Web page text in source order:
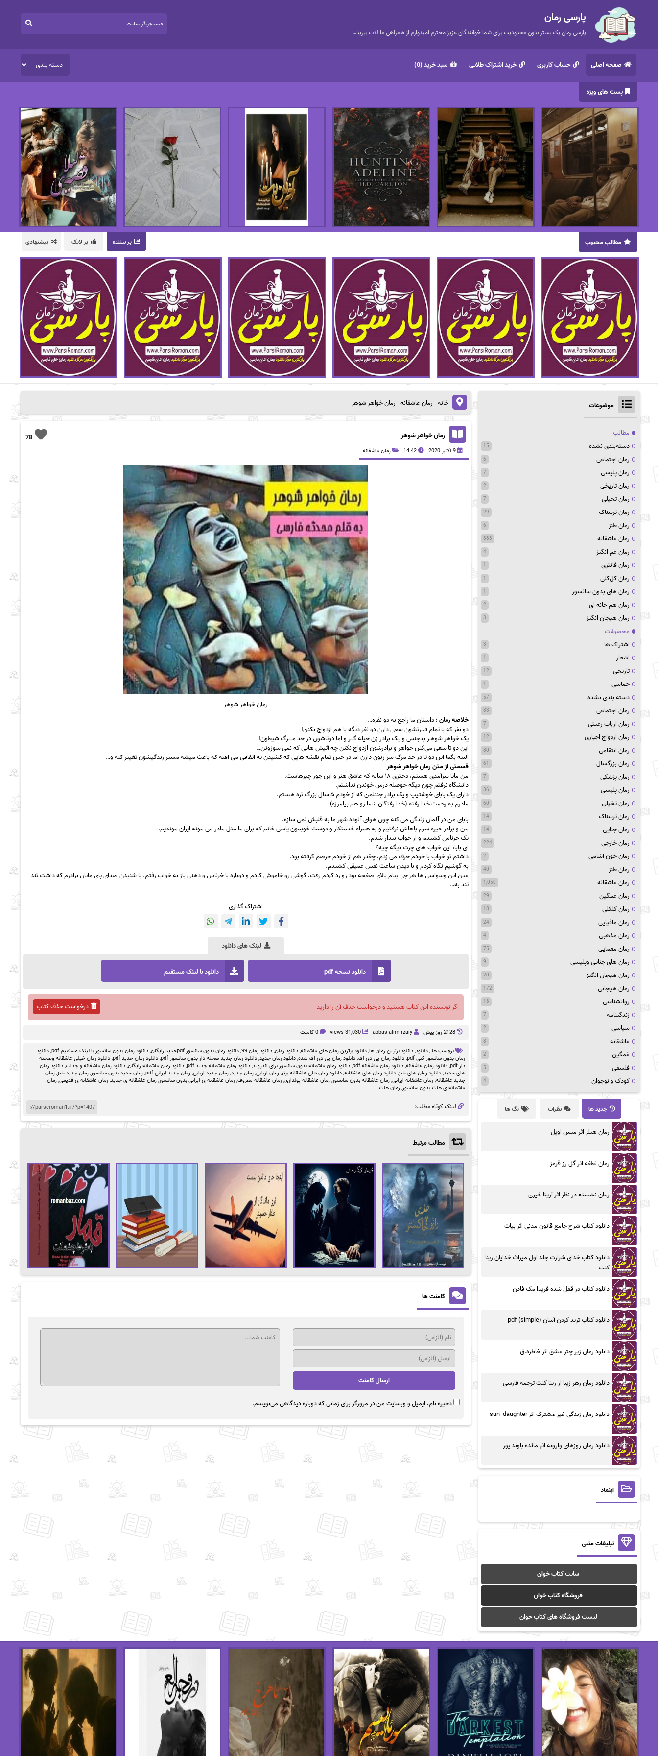
پارسی رمان
پارسی رمان یک بستر بدون محدودیت برای شما خوانندگان عزیز محترم امیدوارم از همراهی ما لذت ببرید…
صفحه اصلی حساب کاربری خرید اشتراک طلایی سبد خرید (0)
پست های ویژه
پر بیننده پر لایک پیشنهادی مطالب محبوب
خانه-رمان عاشقانه-رمان خواهر شوهر
78 رمان خواهر شوهر
9 اکتبر 2020 14:42 رمان عاشقانه
رمان خواهر شوهر
خلاصه رمان :داستان ما راجع به دو نفره…
دو نفر که با تمام قدرتشون سعی دارن دو نفر دیگه با هم ازدواج نکنن!
یک خواهر شوهـر بدجنس و یـک برادر زن حیله گـــر و اما دوتاشون در حد مــــرگ شیطون!
این دو تا سعی می‌کنن خواهر و برادرشون ازدواج نکنن چه آتیش‌ هایی که نمی سوزونن…
البته بگما این دو تا در حد مرگ سر زبون دارن اما در حین تمام نقشه هایی که کشیدن یه اتفاقی می افته که باعث میشه مسیر زندگیشون تغییر کنه و…
قسمتی از متن رمان خواهر شوهر
من مایا سرآمدی هستم، دختری ۱۸ ساله که عاشق هنر و این جور چیزهاست.
دانشگاه نرفتم چون دیگه حوصله درس خوندن نداشتم.
دارای یک بابای خوشتیپ و یک برادر جنتلمن که از خودم ۵ سال بزرگ تره هستم.
مادرم به رحمت خدا رفته (خدا رفتگان شما رو هم بیامرزه)…
بابای من در آلمان زندگی می کنه چون هوای آلوده شهر ما به قلبش نمی سازه.
من و برادر خیره سرم باهاش نرفتیم و به همراه خدمتکار و دوست خوبمون یاسی خانم که برای ما مثل مادر می مونه ایران موندیم.
یک خرناس کشیدم و از خواب بیدار شدم.
ای بابا، این خواب های چرت دیگه چیه؟
داشتم تو خواب با خودم حرف می زدم، چقدر هم از خودم حرصم گرفته بود.
به گوشیم نگاه کردم و با دیدن ساعت نفس عمیقی کشیدم.
عین این وسواسی ها هر چی پیام بالای صفحه بود رو رد کردم رفت، گوشی رو خاموش کردم و دوباره با خرناس و دهنی باز به خواب رفتم. با شنیدن صدای پای مایان برادرم که داشت تند
تند به…
اشتراک گذاری
لینک های دانلود
دانلود نسخه pdf دانلود با لینک مستقیم
اگر نویسنده این کتاب هستید و درخواست حذف آن را دارید درخواست حذف کتاب
2128 روز پيش abbas alimirzaiy
31,030 views 0 کامنت
برچسب ها:,دانلود,دانلود برترین رمان ها,دانلود برترین رمان های عاشقانه,دانلود رمان,دانلود رمان 99 ,دانلود رمان بدون سانسور pdfجدید رایگان ,دانلود رمان بدون سانسور با لینک مستقیم pdf ,دانلود
رمان بدون سانسور کنی pdf
,دانلود رمان پی دی اف,دانلود رمان پی دی اف شده,دانلود رمان جدید,دانلود رمان جدید صحنه دار بدون سانسور pdf ,دانلود رمان حدید pdf ,دانلود رمان خیلی عاشقانه وصحنه
دار pdf
,دانلود رمان عاشقانه,دانلود رمان عاشقانه pdf ,دانلود رمان عاشقانه بدون سانسور برای اندروید,دانلود رمان عاشقانه جدید pdf ,دانلود رمان عاشقانه رایگان,دانلود رمان عاشقانه و جذاب,دانلود رمان
های جدید,دانلود رمان های طنز,دانلود رمان های عاشقانه,دانلود رمان های عاشقانه برتر,رمان اربابی,رمان جدید,رمان جدید اربابی,رمان جدید ایرانی pdf ,رمان جدید بدون سانسور,رمان جدید طنز,رمان
جدید عاشقانه,رمان عاشقانه ایرانی,رمان عاشقانه بدون سانسور,رمان عاشقانه پولداری,رمان عاشقانه معروف,رمان عاشقانه ی ایرانی بدون سانسور,رمان عاشقانه ی جدید,رمان عاشقانه ی قدیمی,رمان
عاشقانه ی هات بدون سانسور,رمان هات
لینک کوتاه مطلب:
مطالب مرتبط
کامنت ها
ذخیره نام، ایمیل و وبسایت من در مرورگر برای زمانی که دوباره دیدگاهی می‌نویسم.
موضوعات
مطالب
دسته‌بندی نشده
15
رمان اجتماعی 6
رمان پلیسی 7
رمان تاریخی 2
رمان تخیلی 7
رمان ترسناک 29
رمان طنز 6
رمان عاشقانه 383
رمان غم انگیز 4
رمان فانتزی 1
رمان کل‌کلی 1
رمان های بدون سانسور 1
رمان هم خانه ای 2
رمان هیجان انگیز 3
محصولات
اشتراک ها
3
اشعار 1
تاریخی 12
حماسی 1
دسته بندی نشده 57
رمان اجتماعی 83
رمان ارباب رعیتی 7
رمان ازدواج اجباری 12
رمان انتقامی 80
رمان بزرگسال 61
رمان پزشکی 7
رمان پلیسی 36
رمان تخیلی 60
رمان ترسناک 14
رمان جنایی 14
رمان خارجی 224
رمان خون اشامی 2
رمان طنز 40
رمان عاشقانه 1,050
رمان غمگین 29
رمان کلکلی 18
رمان مافیایی 24
رمان مذهبی 4
رمان معمایی 75
رمان های جنایی وپلیسی 9
رمان هیجان انگیز 20
رمان هیجانی 172
روانشناسی 13
زندگینامه 7
سیاسی 2
عاشقانه 8
غمگین 2
فلسفی 5
کودک و نوجوان 4
جدید ها نظرات تگ ها
رمان هیلر اثر میس اویل
رمان نطفه اثر گل رز قرمز
رمان نشسته در نظر اثر آزیتا خیری
دانلود کتاب شرح جامع قانون مدنی اثر بیات
دانلود کتاب خدای شرارت جلد اول میراث خدایان رینا
کنت
دانلود کتاب در قفل شده فریدا مک فادن
دانلود کتاب ترید کردن آسان (simple) pdf
دانلود رمان زیر چتر عشق اثر خاطره.ق
دانلود رمان زهر زیبا از رینا کنت ترجمه فارسی
دانلود رمان زندگی غیر مشترک اثر sun_daughter
دانلود رمان روزهای وارونه اثر مائده باوند پور
اینماد
تبلیغات متنی
سایت کتاب خوان
فروشگاه کتاب خوان
لیست فروشگاه های کتاب خوان